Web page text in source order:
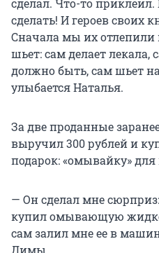
сделал. Что-то приклеил.
сделать! И героев своих
Сначала мы их отлепили
шьет: сам делает лекала,
должно быть, сам шьет
улыбается Наталья.
За две проданные
выручил 300 рублей и
подарок: «омывайку»
— Он сделал мне
купил омывающую
сам залил мне ее в
Димы.